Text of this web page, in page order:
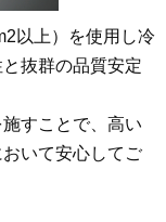
2 以上）を使用し冷
抜群の品質安定
すことで、高い
いて安心してご